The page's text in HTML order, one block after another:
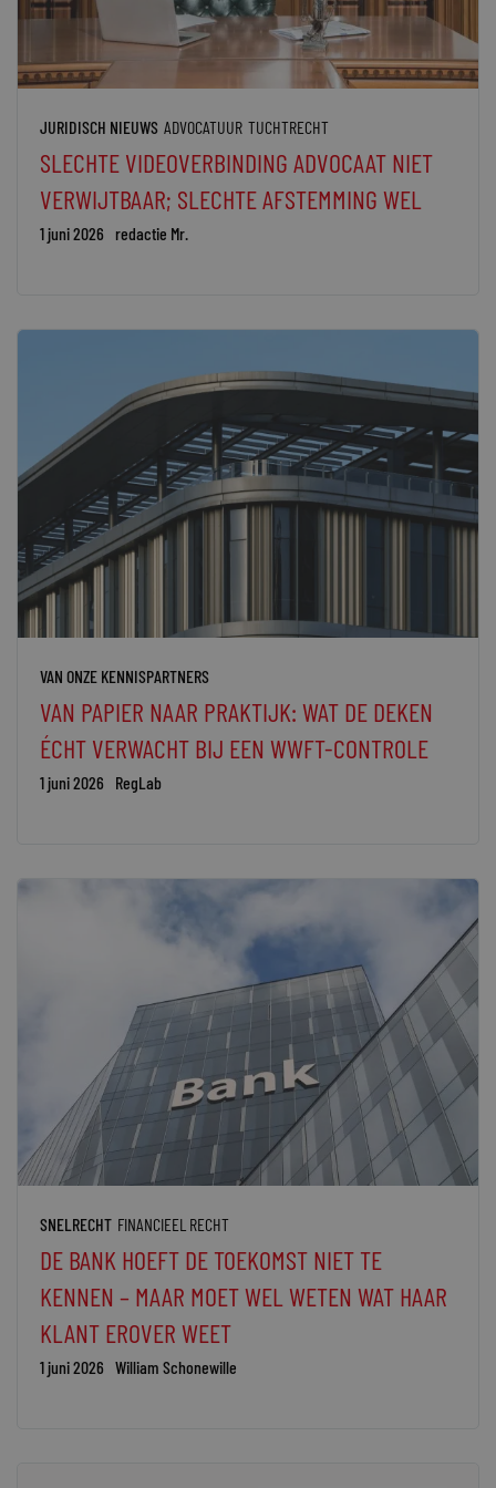
JURIDISCH NIEUWS ADVOCATUUR TUCHTRECHT
SLECHTE VIDEOVERBINDING ADVOCAAT NIET
VERWIJTBAAR; SLECHTE AFSTEMMING WEL
1 juni 2026 redactie Mr.
VAN ONZE KENNISPARTNERS
VAN PAPIER NAAR PRAKTIJK: WAT DE DEKEN
ÉCHT VERWACHT BIJ EEN WWFT-CONTROLE
1 juni 2026 RegLab
SNELRECHT FINANCIEEL RECHT
DE BANK HOEFT DE TOEKOMST NIET TE
KENNEN – MAAR MOET WEL WETEN WAT HAAR
KLANT EROVER WEET
1 juni 2026 William Schonewille